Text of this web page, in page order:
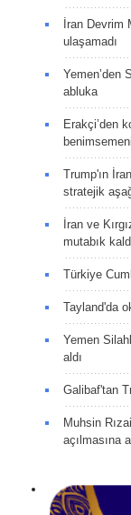
İran Devrim
ulaşamadı
Yemen’den
abluka
Erakçi’den
Trump'ın
stratejik
İran ve
mutabık
Türkiye
Tayland'da
Yemen
aldı
Galibaf'tan
Muhsin
açılmasına